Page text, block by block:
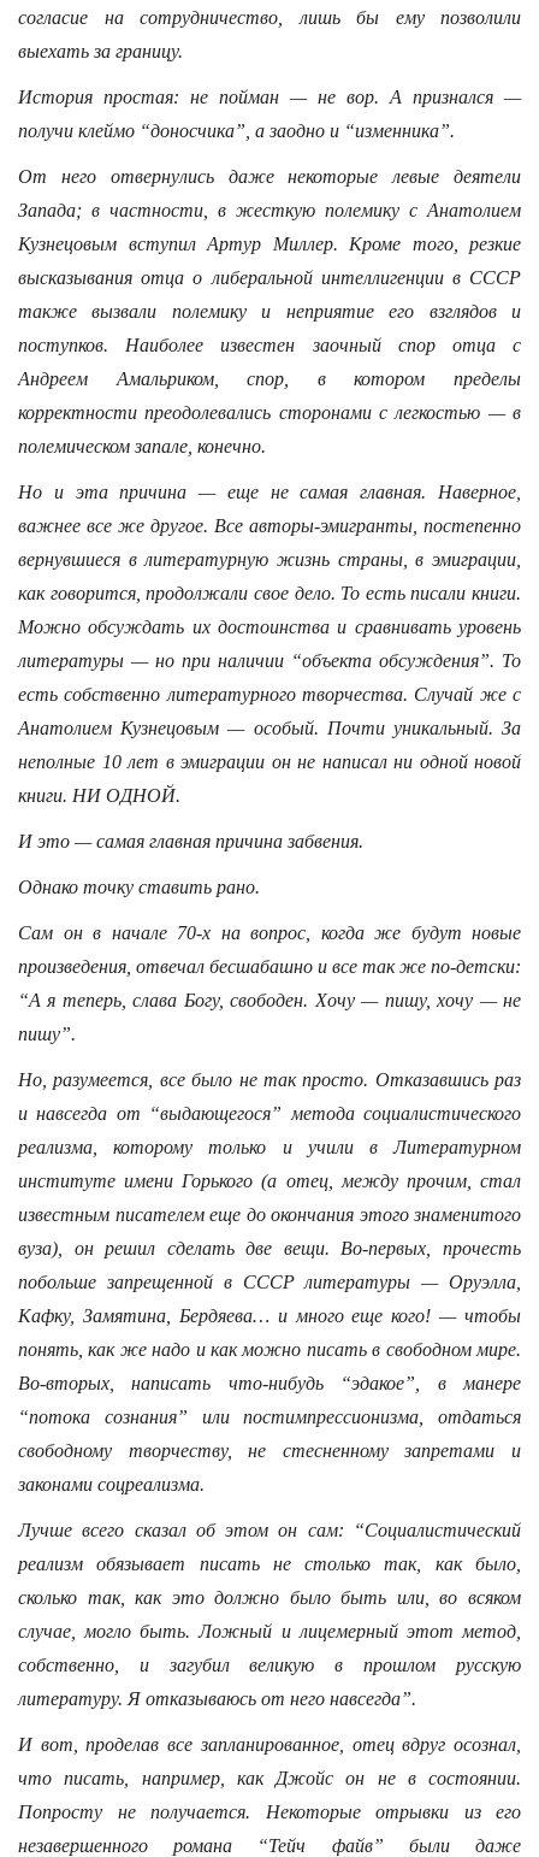
согласие на сотрудничество, лишь бы ему позволили
выехать за границу.
История простая: не пойман — не вор. А признался —
получи клеймо “доносчика”, а заодно и “изменника”.
От него отвернулись даже некоторые левые деятели
Запада; в частности, в жесткую полемику с Анатолием
Кузнецовым вступил Артур Миллер. Кроме того, резкие
высказывания отца о либеральной интеллигенции в СССР
также вызвали полемику и неприятие его взглядов и
поступков. Наиболее известен заочный спор отца с
Андреем Амальриком, спор, в котором пределы
корректности преодолевались сторонами с легкостью — в
полемическом запале, конечно.
Но и эта причина — еще не самая главная. Наверное,
важнее все же другое. Все авторы-эмигранты, постепенно
вернувшиеся в литературную жизнь страны, в эмиграции,
как говорится, продолжали свое дело. То есть писали книги.
Можно обсуждать их достоинства и сравнивать уровень
литературы — но при наличии “объекта обсуждения”. То
есть собственно литературного творчества. Случай же с
Анатолием Кузнецовым — особый. Почти уникальный. За
неполные 10 лет в эмиграции он не написал ни одной новой
книги. НИ ОДНОЙ.
И это — самая главная причина забвения.
Однако точку ставить рано.
Сам он в начале 70-х на вопрос, когда же будут новые
произведения, отвечал бесшабашно и все так же по-детски:
“А я теперь, слава Богу, свободен. Хочу — пишу, хочу — не
пишу”.
Но, разумеется, все было не так просто. Отказавшись раз
и навсегда от “выдающегося” метода социалистического
реализма, которому только и учили в Литературном
институте имени Горького (а отец, между прочим, стал
известным писателем еще до окончания этого знаменитого
вуза), он решил сделать две вещи. Во-первых, прочесть
побольше запрещенной в СССР литературы — Оруэлла,
Кафку, Замятина, Бердяева… и много еще кого! — чтобы
понять, как же надо и как можно писать в свободном мире.
Во-вторых, написать что-нибудь “эдакое”, в манере
“потока сознания” или постимпрессионизма, отдаться
свободному творчеству, не стесненному запретами и
законами соцреализма.
Лучше всего сказал об этом он сам: “Социалистический
реализм обязывает писать не столько так, как было,
сколько так, как это должно было быть или, во всяком
случае, могло быть. Ложный и лицемерный этот метод,
собственно, и загубил великую в прошлом русскую
литературу. Я отказываюсь от него навсегда”.
И вот, проделав все запланированное, отец вдруг осознал,
что писать, например, как Джойс он не в состоянии.
Попросту не получается. Некоторые отрывки из его
незавершенного романа “Тейч файв” были даже